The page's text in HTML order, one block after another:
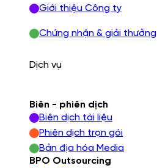
Giới thiệu Công ty
Chứng nhận & giải thưởng
Dịch vụ
Biên - phiên dịch
Biên dịch tài liệu
Phiên dịch trọn gói
Bản địa hóa Media
BPO Outsourcing